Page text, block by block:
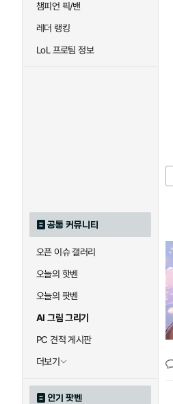
챔피언 픽/밴
레더 랭킹
LoL 프로팀 정보
공통 커뮤니티
오픈 이슈 갤러리
오늘의 핫벤
오늘의 팟벤
AI 그림 그리기
PC 견적 게시판
더보기
인기 팟벤